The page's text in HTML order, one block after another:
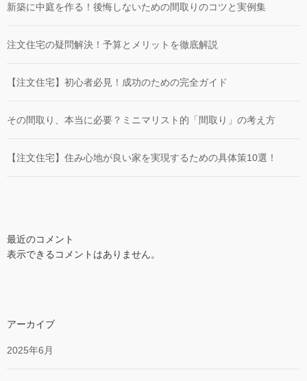
新築に中庭を作る！後悔しないための間取りのコツと実例集
注文住宅の疑問解決！予算とメリットを徹底解説
【注文住宅】初心者必見！成功のための完全ガイド
その間取り、本当に必要？ミニマリスト的「間取り」の考え方
【注文住宅】住み心地が良い家を実現するための具体策10選！
最近のコメント
表示できるコメントはありません。
アーカイブ
2025年6月